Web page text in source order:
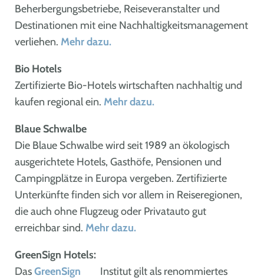
Beherbergungsbetriebe, Reiseveranstalter und
Destinationen mit eine Nachhaltigkeitsmanagement
verliehen. Mehr dazu.
Bio Hotels
Zertifizierte Bio-Hotels wirtschaften nachhaltig und
kaufen regional ein. Mehr dazu.
Blaue Schwalbe
Die Blaue Schwalbe wird seit 1989 an ökologisch
ausgerichtete Hotels, Gasthöfe, Pensionen und
Campingplätze in Europa vergeben. Zertifizierte
Unterkünfte finden sich vor allem in Reiseregionen,
die auch ohne Flugzeug oder Privatauto gut
erreichbar sind. Mehr dazu.
GreenSign Hotels:
DasGreenSign
Institut gilt als renommiertes